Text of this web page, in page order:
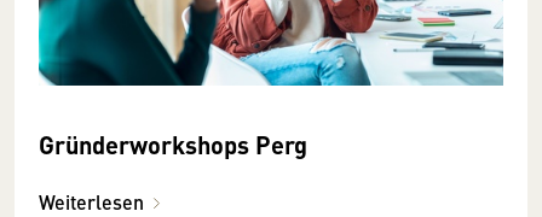
Gründerworkshops Perg
Weiterlesen